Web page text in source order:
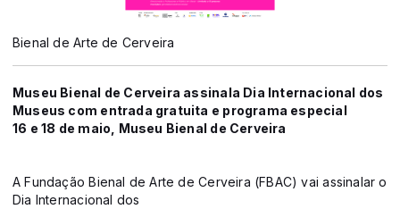
Bienal de Arte de Cerveira
Museu Bienal de Cerveira assinala Dia Internacional dos
Museus com entrada gratuita e programa especial
16 e 18 de maio, Museu Bienal de Cerveira
A Fundação Bienal de Arte de Cerveira (FBAC) vai assinalar o
Dia Internacional dos